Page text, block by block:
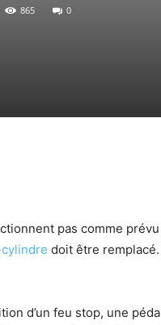
865 0
pas comme
doit être
d’un feu stop, une